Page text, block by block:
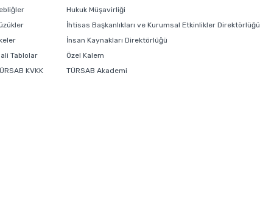
Tablolar
KVKK
Hukuk Müşavirliği
İhtisas Başkanlıkları ve Kurumsal Etkinlikler Direktörlüğü
İnsan Kaynakları Direktörlüğü
Özel Kalem
TÜRSAB Akademi